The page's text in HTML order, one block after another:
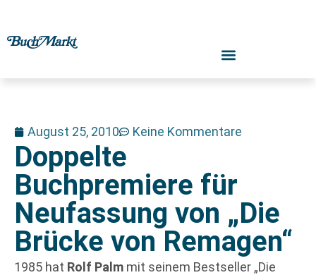
August 25, 2010 Keine Kommentare
Doppelte
Buchpremiere für
Neufassung von „Die
Brücke von Remagen“
1985 hat Rolf Palm mit seinem Bestseller „Die